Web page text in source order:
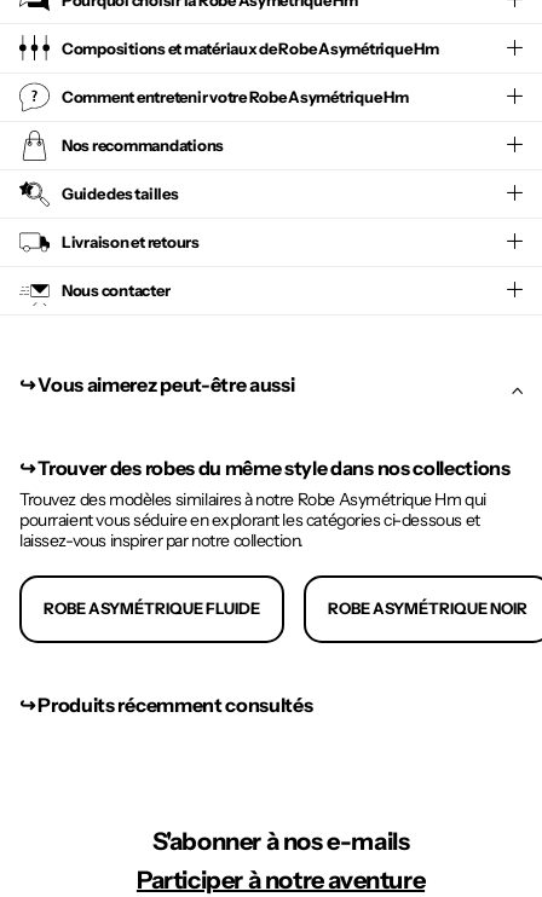
Compositions et matériaux de Robe Asymétrique Hm
Comment entretenir votreRobe Asymétrique Hm
Nos recommandations
Guide des tailles
Livraison et retours
Nous contacter
↪︎ Vous aimerez peut-être aussi
↪︎Trouver des robes du même style dans nos collections
Trouvez des modèles similaires à notre Robe Asymétrique Hm qui
pourraient vous séduire en explorant les catégories ci-dessous et
laissez-vous inspirer par notre collection.
ROBE ASYMÉTRIQUE FLUIDE ROBE ASYMÉTRIQUE NOIR
↪︎ Produits récemment consultés
S'abonner à nos e-mails
Participer à notre aventure